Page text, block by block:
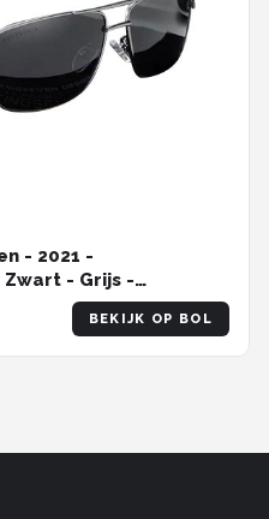
- 2021 -
- Grijs -
BEKIJK OP BOL